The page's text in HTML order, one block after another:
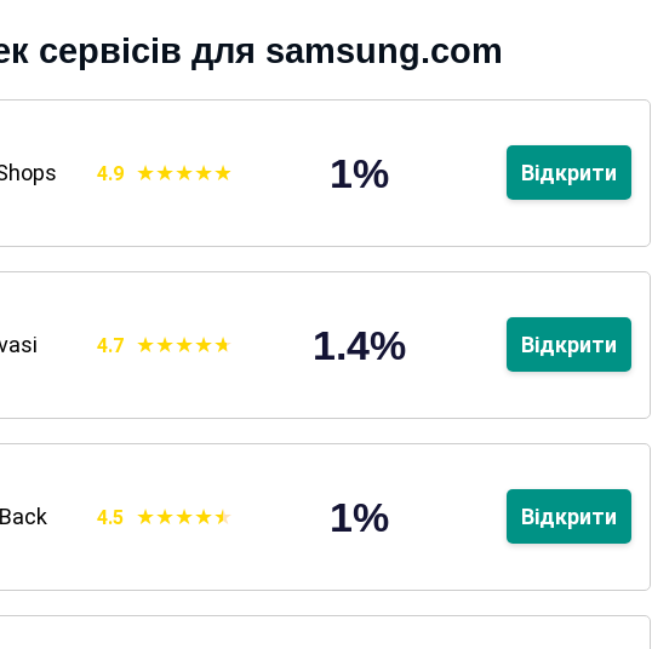
сервісів для samsung.com
4.9 1% Відкрити
4.7 1.4% Відкрити
4.5 1% Відкрити